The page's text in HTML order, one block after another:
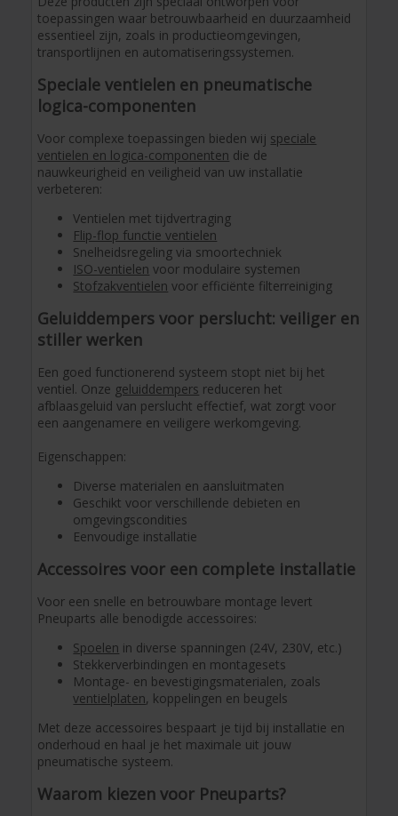
toepassingen waar betrouwbaarheid en duurzaamheid
essentieel zijn, zoals in productieomgevingen,
transportlijnen en automatiseringssystemen.
Speciale ventielen en pneumatische
logica-componenten
Voor complexe toepassingen bieden wij speciale
ventielen en logica-componenten die de
nauwkeurigheid en veiligheid van uw installatie
verbeteren:
Ventielen met tijdvertraging
Flip-flop functie ventielen
Snelheidsregeling via smoortechniek
ISO-ventielen voor modulaire systemen
Stofzakventielen voor efficiënte filterreiniging
Geluiddempers voor perslucht: veiliger en
stiller werken
Een goed functionerend systeem stopt niet bij het
ventiel. Onze geluiddempers reduceren het
afblaasgeluid van perslucht effectief, wat zorgt voor
een aangenamere en veiligere werkomgeving.
Eigenschappen:
Diverse materialen en aansluitmaten
Geschikt voor verschillende debieten en
omgevingscondities
Eenvoudige installatie
Accessoires voor een complete installatie
Voor een snelle en betrouwbare montage levert
Pneuparts alle benodigde accessoires:
Spoelen in diverse spanningen (24V, 230V, etc.)
Stekkerverbindingen en montagesets
Montage- en bevestigingsmaterialen, zoals
ventielplaten, koppelingen en beugels
Met deze accessoires bespaart je tijd bij installatie en
onderhoud en haal je het maximale uit jouw
pneumatische systeem.
Waarom kiezen voor Pneuparts?